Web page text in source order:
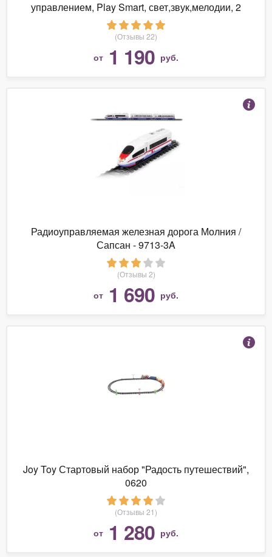
управлением, Play Smart, свет,звук,мелодии, 2
скорости - Б76081
(Отзывы 22)
от 1 190 руб.
Радиоуправляемая железная дорога Молния /
Сапсан - 9713-3A
(Отзывы 2)
от 1 690 руб.
Joy Toy Стартовый набор "Радость путешествий",
0620
(Отзывы 21)
от 1 280 руб.